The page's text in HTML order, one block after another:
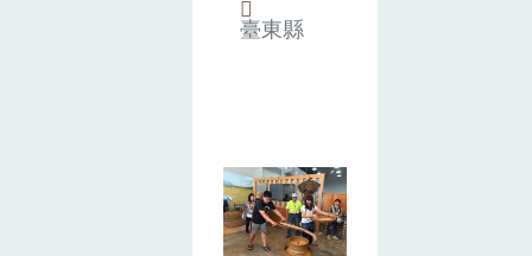
臺東縣